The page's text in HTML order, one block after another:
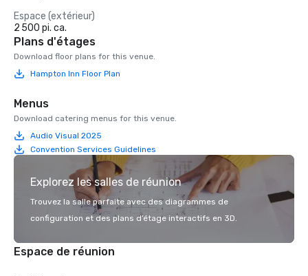
Espace (extérieur)
2 500 pi. ca.
Plans d'étages
Download floor plans for this venue.
Hampton Inn Floor Plan
Menus
Download catering menus for this venue.
Audio Visual 2025
Convention Services Guidelines
Explorez les salles de réunion
Trouvez la salle parfaite avec des diagrammes de
configuration et des plans d’étage interactifs en 3D.
Espace de réunion